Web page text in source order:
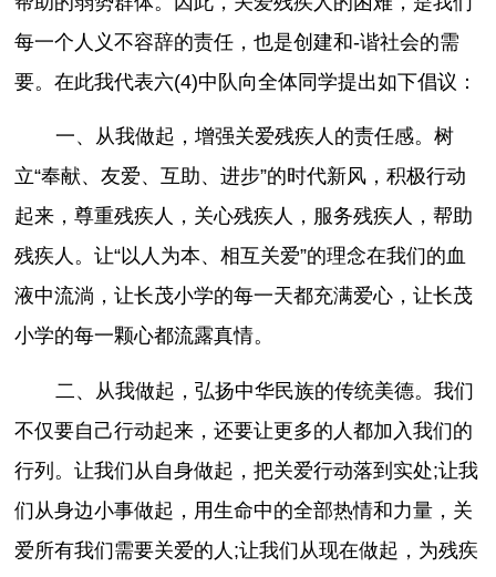
每一个人义不容辞的责任，也是创建和-谐社会的需
要。在此我代表六(4)中队向全体同学提出如下倡议：
一、从我做起，增强关爱残疾人的责任感。树
立“奉献、友爱、互助、进步”的时代新风，积极行动
起来，尊重残疾人，关心残疾人，服务残疾人，帮助
残疾人。让“以人为本、相互关爱”的理念在我们的血
液中流淌，让长茂小学的每一天都充满爱心，让长茂
小学的每一颗心都流露真情。
二、从我做起，弘扬中华民族的传统美德。我们
不仅要自己行动起来，还要让更多的人都加入我们的
行列。让我们从自身做起，把关爱行动落到实处;让我
们从身边小事做起，用生命中的全部热情和力量，关
爱所有我们需要关爱的人;让我们从现在做起，为残疾